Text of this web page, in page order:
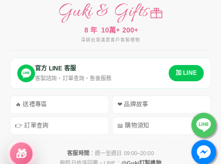
Guki & Gifts
8 年
深耕台灣
10萬+
滿意客戶
200+
客製禮物
官方 LINE 客服
客製諮詢・訂單查詢・售後服務
加 LINE
🔥 送禮專區 ❤ 品牌故事
👉 訂單查詢 📖 購物須知
客服時間 ：週一至週日 09:00–20:00
🎁